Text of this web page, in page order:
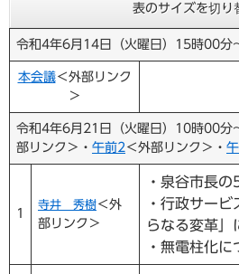
表のサイズを切り
令和4年6月14日（火曜日）15時00分
本会議＜外部リンク
＞
令和4年6月21日（火曜日）10時00分
部リンク＞ ・ 午前2＜外部リンク＞ ・
1
寺井 秀樹＜外
部リンク＞
・泉谷市長
・行政サー
らなる変革」
・無電柱化に